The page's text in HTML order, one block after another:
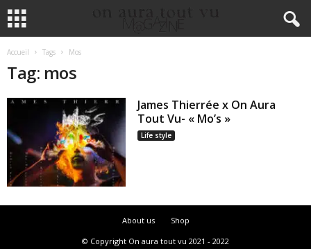
Accueil Tags Mos
Tag: mos
James Thierrée x On Aura
Tout Vu- « Mo’s »
Life style
About us
Shop
© Copyright On aura tout vu 2021 - 2022